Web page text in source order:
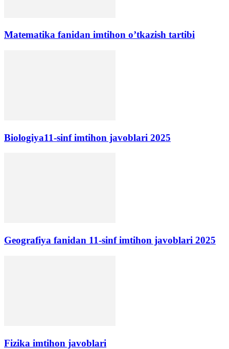
Matematika fanidan imtihon o’tkazish tartibi
Biologiya11-sinf imtihon javoblari 2025
Geografiya fanidan 11-sinf imtihon javoblari 2025
Fizika imtihon javoblari